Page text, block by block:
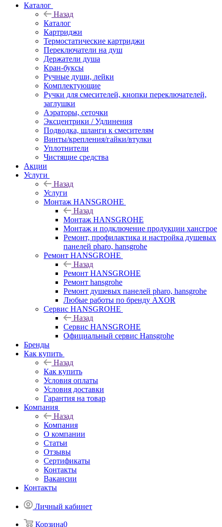
Каталог
Назад
Каталог
Картриджи
Термостатические картриджи
Переключатели на душ
Держатели душа
Кран-буксы
Ручные души, лейки
Комплектующие
Ручки для смесителей, кнопки переключателей,
заглушки
Аэраторы, сеточки
Эксцентрики / Удлинения
Подводка, шланги к смесителям
Винты/крепления/гайки/втулки
Уплотнители
Чистящие средства
Акции
Услуги
Назад
Услуги
Монтаж HANSGROHE
Назад
Монтаж HANSGROHE
Монтаж и подключение продукции хансгрое
Ремонт, профилактика и настройка душевых
панелей pharo, hansgrohe
Ремонт HANSGROHE
Назад
Ремонт HANSGROHE
Ремонт hansgrohe
Ремонт душевых панелей pharo, hansgrohe
Любые работы по бренду AXOR
Сервис HANSGROHE
Назад
Сервис HANSGROHE
Официальный сервис Hansgrohe
Бренды
Как купить
Назад
Как купить
Условия оплаты
Условия доставки
Гарантия на товар
Компания
Назад
Компания
О компании
Статьи
Отзывы
Сертификаты
Контакты
Вакансии
Контакты
Личный кабинет
Корзина0